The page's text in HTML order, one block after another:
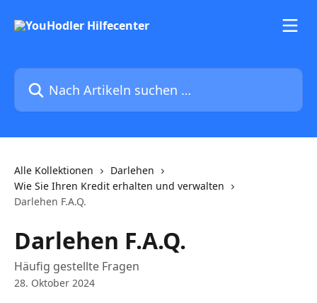
Nach Artikeln suchen …
Alle Kollektionen
Darlehen
Wie Sie Ihren Kredit erhalten und verwalten
Darlehen F.A.Q.
Darlehen F.A.Q.
Häufig gestellte Fragen
28. Oktober 2024